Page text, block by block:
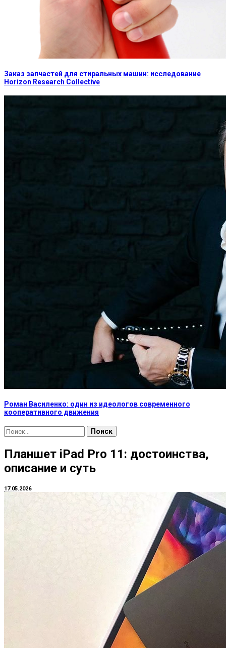
Заказ запчастей для стиральных машин: исследование
Horizon Research Collective
Роман Василенко: один из идеологов современного
кооперативного движения
Найти:
Планшет iPad Pro 11: достоинства,
описание и суть
17.05.2026